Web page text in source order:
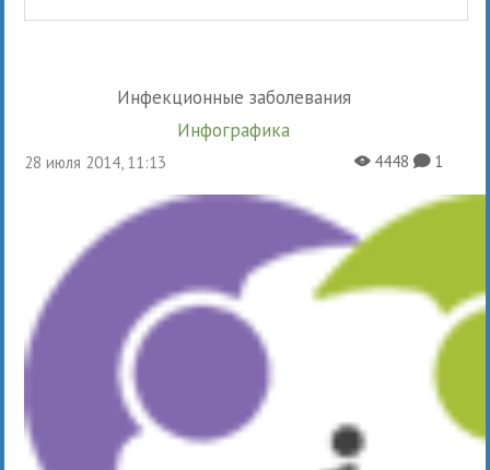
Инфекционные заболевания
Инфографика
28 июля 2014, 11:13 X4448K1